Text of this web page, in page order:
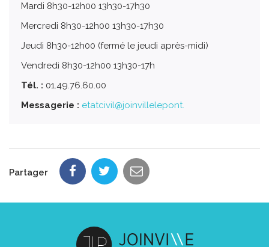
Mardi 8h30-12h00 13h30-17h30
Mercredi 8h30-12h00 13h30-17h30
Jeudi 8h30-12h00 (fermé le jeudi après-midi)
Vendredi 8h30-12h00 13h30-17h
Tél. : 01.49.76.60.00
Messagerie : etatcivil@joinvillelepont.
Partager